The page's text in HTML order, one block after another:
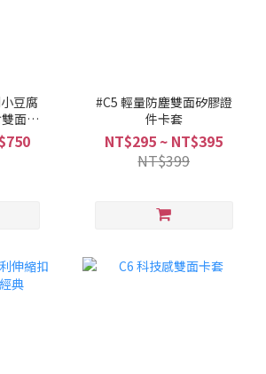
豆腐
面感
#C5 輕量防塵雙面矽膠證
件卡套
NT$295 ~ NT$395
NT$399